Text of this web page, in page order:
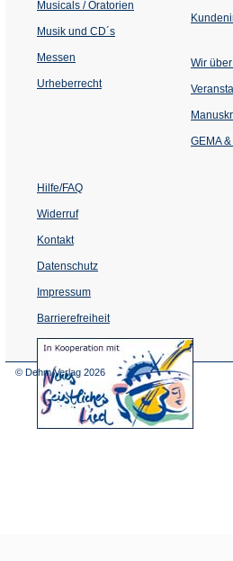
Musicals / Oratorien
Musik und CD´s
Messen
Urheberrecht
Wir
GEMA
Hilfe/FAQ
Widerruf
Kontakt
Datenschutz
Impressum
Barrierefreiheit
(Öffnet
in
© Dehm Verlag 2026